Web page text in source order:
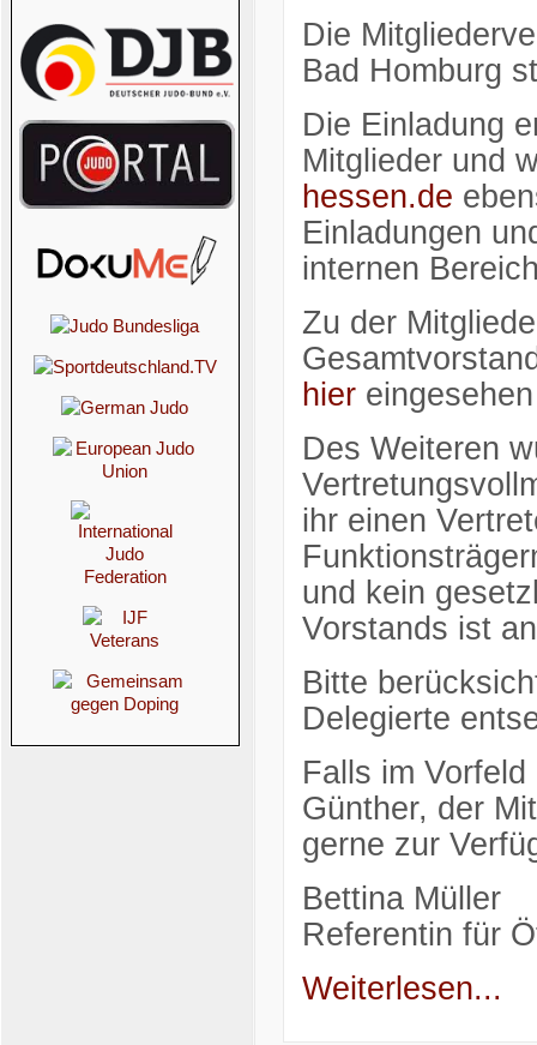
Die
Bad Homburg
Die Einladung
Mitglieder und
hessen.de
Einladungen
internen
Zu der
hier
Des Weiteren
ihr einen
und kein
Vorstands ist
Bitte
Delegierte
Falls im
Günther, der
gerne zur
Bettina Müller
Referentin für
Weiterlesen...